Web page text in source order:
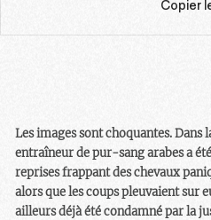
Copier
Les images sont choquantes. Dans
entraîneur de pur-sang arabes a
reprises frappant des chevaux
alors que les coups pleuvaient sur
ailleurs déjà été condamné par la